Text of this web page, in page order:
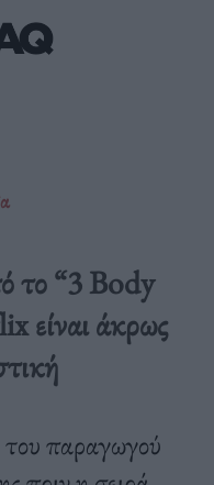
το “3 Body
είναι άκρως
παραγωγού